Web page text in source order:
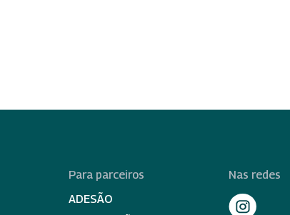
Para parceiros
ADESÃO
Nas redes